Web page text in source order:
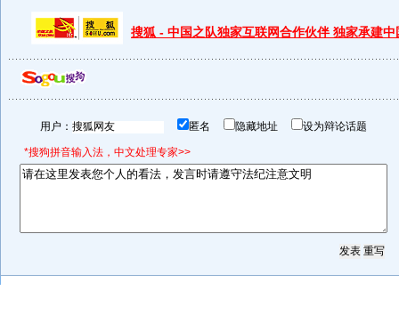
搜狐 - 中国之队独家互联网合作伙伴 独家承建中
用户： 匿名 隐藏地址 设为辩论话题
*搜狗拼音输入法，中文处理专家>>